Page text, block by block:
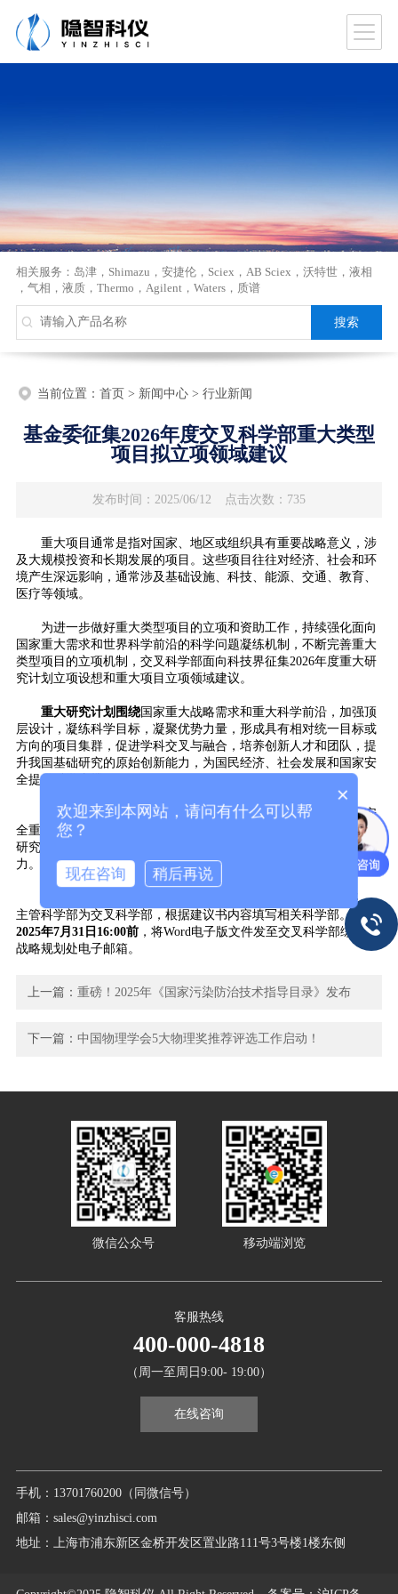
相关服务： 岛津， Shimazu ， 安捷伦， Sciex ， AB Sciex ， 沃特世， 液相
， 气相 ， 液质， Thermo ， Agilent ， Waters， 质谱
当前位置： 首页> 新闻中心> 行业新闻
基金委征集2026年度交叉科学部重大类型
项目拟立项领域建议
发布时间：2025/06/12 点击次数：735
重大项目通常是指对国家、地区或组织具有重要战略意义，涉
及大规模投资和长期发展的项目。这些项目往往对经济、社会和环
境产生深远影响，通常涉及基础设施、科技、能源、交通、教育、
医疗等领域。
为进一步做好重大类型项目的立项和资助工作，持续强化面向
国家重大需求和世界科学前沿的科学问题凝练机制，不断完善重大
类型项目的立项机制，交叉科学部面向科技界征集2026年度重大研
究计划立项设想和重大项目立项领域建议。
重大研究计划 围绕国家重大战略需求和重大科学前沿，加强顶
层设计，凝练科学目标，凝聚优势力量，形成具有相对统一目标或
方向的项目集群，促进学科交叉与融合，培养创新人才和团队，提
升我国基础研究的原始创新能力，为国民经济、社会发展和国家安
全提供科学支撑。
重大项目面向科学前沿和国家经济、社会、科技发展及国家安
全重大需求中的重大科学问题，超前部署，开展多学科交叉综合性
研究，充分发挥支撑与引领作用，提升我国基础研究源头创新能
力。
计划经费为2亿元，计划执行期限为2027年至2034年，
主管科学部为交叉科学部，根据建议书内容填写相关科学部。并于
2025年7月31日16:00前，将Word电子版文件发至交叉科学部综合与
战略规划处电子邮箱。
上一篇：重磅！2025年《国家污染防治技术指导目录》发布
下一篇：中国物理学会5大物理奖推荐评选工作启动！
手机：13701760200（同微信号）
邮箱：sales@yinzhisci.com
地址：上海市浦东新区金桥开发区置业路111号3号楼1楼东侧
客服热线
400-000-4818
（周一至周日9:00- 19:00）
在线咨询
微信公众号 移动端浏览
×
欢迎来到本网站，请问有什么可以帮
您？
现在咨询 稍后再说